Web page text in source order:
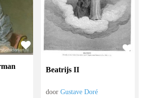
Beatrijs II
doorGustave Doré